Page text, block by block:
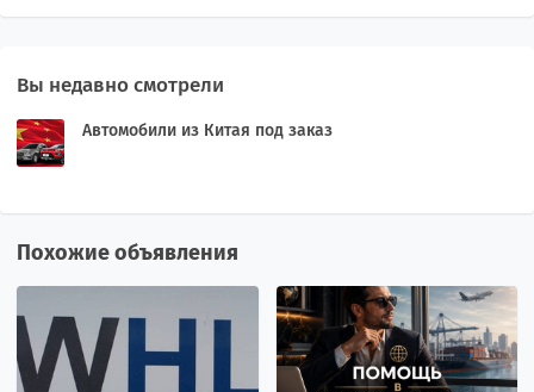
Вы недавно смотрели
Автомобили из Китая под заказ
Похожие объявления